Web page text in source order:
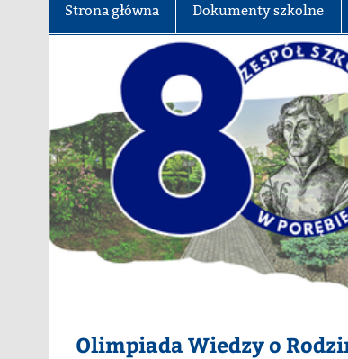
Strona główna Dokumenty szkolne
Olimpiada Wiedzy o